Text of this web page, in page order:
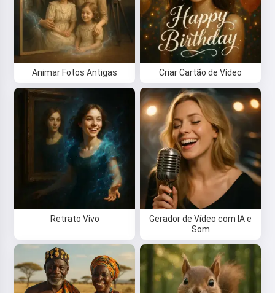
Animar Fotos Antigas Criar Cartão de Vídeo
Retrato Vivo
Gerador de Vídeo com IA e
Som